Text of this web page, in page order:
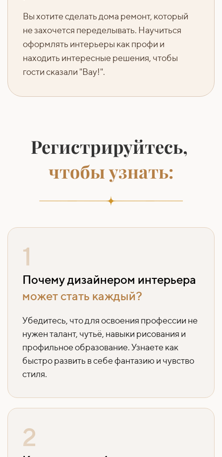
Вы хотите сделать дома ремонт, который
не захочется переделывать. Научиться
оформлять интерьеры как профи и
находить интересные решения, чтобы
гости сказали "Вау!".
Регистрируйтесь,
чтобы узнать:
1
Почему дизайнером интерьера
может стать каждый?
Убедитесь, что для освоения профессии не
нужен талант, чутьё, навыки рисования и
профильное образование. Узнаете как
быстро развить в себе фантазию и чувство
стиля.
2